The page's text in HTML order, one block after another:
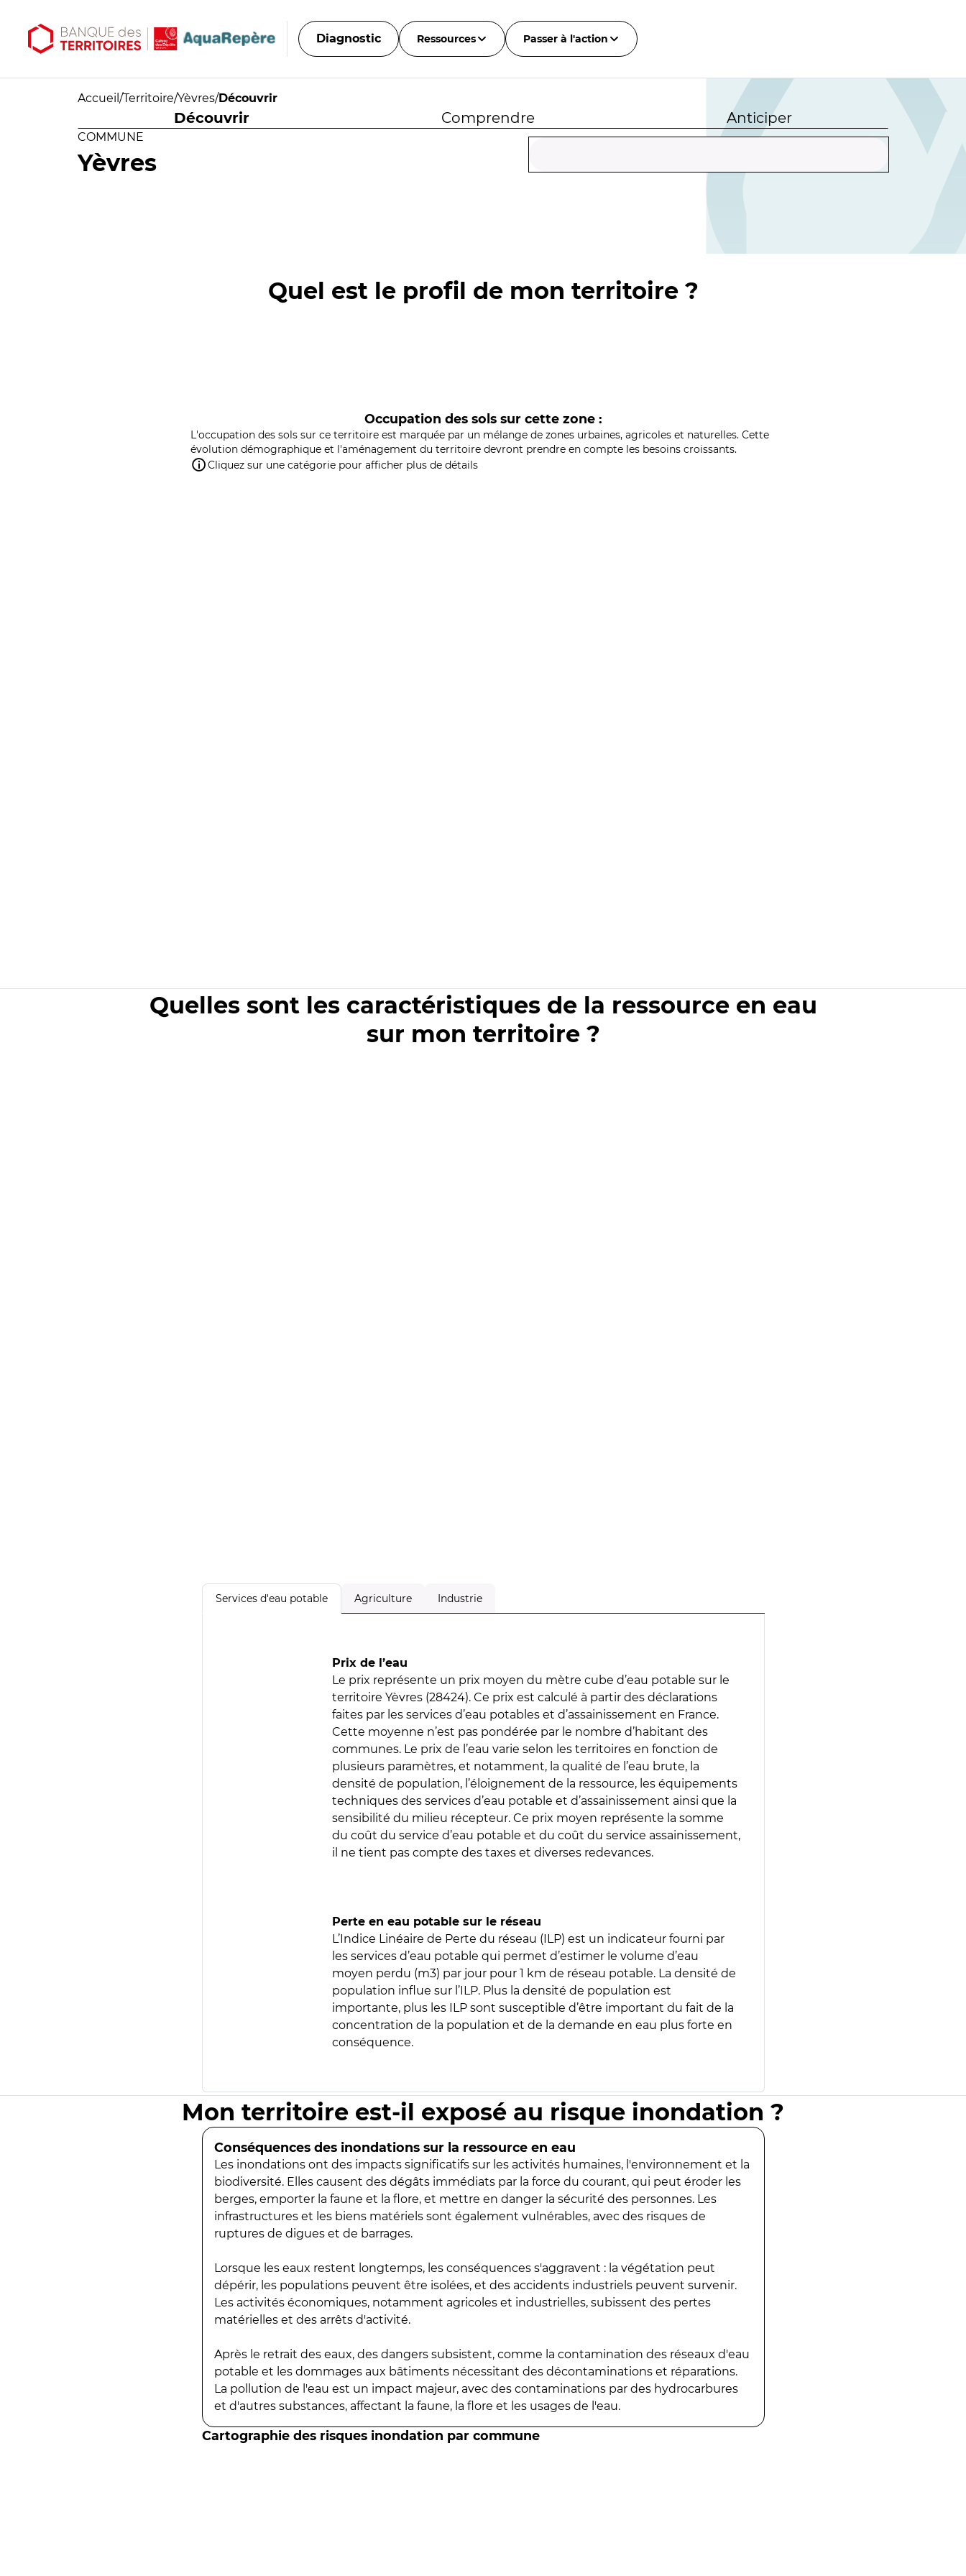
Diagnostic Ressources Passer à l'action
Accueil /Territoire/Yèvres/Découvrir
Découvrir Comprendre Anticiper
COMMUNE
Yèvres
Quel est le profil de mon territoire ?
Occupation des sols sur cette zone :
L'occupation des sols sur ce territoire est marquée par un mélange de zones urbaines, agricoles et naturelles. Cette
évolution démographique et l'aménagement du territoire devront prendre en compte les besoins croissants.
Cliquez sur une catégorie pour afficher plus de détails
Quelles sont les caractéristiques de la ressource en eau
sur mon territoire ?
Services d'eau potable Agriculture Industrie
Prix de l’eau
Le prix représente un prix moyen du mètre cube d’eau potable sur le
territoire Yèvres (28424). Ce prix est calculé à partir des déclarations
faites par les services d’eau potables et d’assainissement en France.
Cette moyenne n’est pas pondérée par le nombre d’habitant des
communes. Le prix de l’eau varie selon les territoires en fonction de
plusieurs paramètres, et notamment, la qualité de l’eau brute, la
densité de population, l’éloignement de la ressource, les équipements
techniques des services d’eau potable et d’assainissement ainsi que la
sensibilité du milieu récepteur. Ce prix moyen représente la somme
du coût du service d’eau potable et du coût du service assainissement,
il ne tient pas compte des taxes et diverses redevances.
Perte en eau potable sur le réseau
L’Indice Linéaire de Perte du réseau (ILP) est un indicateur fourni par
les services d’eau potable qui permet d’estimer le volume d’eau
moyen perdu (m3) par jour pour 1 km de réseau potable. La densité de
population influe sur l’ILP. Plus la densité de population est
importante, plus les ILP sont susceptible d’être important du fait de la
concentration de la population et de la demande en eau plus forte en
conséquence.
Mon territoire est-il exposé au risque inondation ?
Conséquences des inondations sur la ressource en eau
Les inondations ont des impacts significatifs sur les activités humaines, l'environnement et la
biodiversité. Elles causent des dégâts immédiats par la force du courant, qui peut éroder les
berges, emporter la faune et la flore, et mettre en danger la sécurité des personnes. Les
infrastructures et les biens matériels sont également vulnérables, avec des risques de
ruptures de digues et de barrages.
Lorsque les eaux restent longtemps, les conséquences s'aggravent : la végétation peut
dépérir, les populations peuvent être isolées, et des accidents industriels peuvent survenir.
Les activités économiques, notamment agricoles et industrielles, subissent des pertes
matérielles et des arrêts d'activité.
Après le retrait des eaux, des dangers subsistent, comme la contamination des réseaux d'eau
potable et les dommages aux bâtiments nécessitant des décontaminations et réparations.
La pollution de l'eau est un impact majeur, avec des contaminations par des hydrocarbures
et d'autres substances, affectant la faune, la flore et les usages de l'eau.
Cartographie des risques inondation par commune